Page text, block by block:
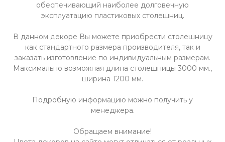
обеспечивающий наиболее долговечную
эксплуатацию пластиковых столешниц.
В данном декоре Вы можете приобрести столешницу
как стандартного размера производителя, так и
заказать изготовление по индивидуальным размерам.
Максимально возможная длина столешницы 3000 мм.,
ширина 1200 мм.
Подробную информацию можно получить у
менеджера.
Обращаем внимание!